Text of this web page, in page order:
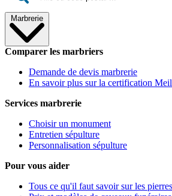
Marbrerie
Comparer les marbriers
Demande de devis marbrerie
En savoir plus sur la certification
Services marbrerie
Choisir un monument
Entretien sépulture
Personnalisation sépulture
Pour vous aider
Tous ce qu'il faut savoir sur les